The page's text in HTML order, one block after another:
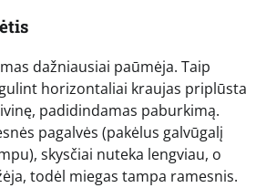
dažniausiai paūmėja. Taip
horizontaliai kraujas priplūsta
padidindamas paburkimą.
pagalvės (pakėlus galvūgalį
skysčiai nuteka lengviau, o
todėl miegas tampa ramesnis.